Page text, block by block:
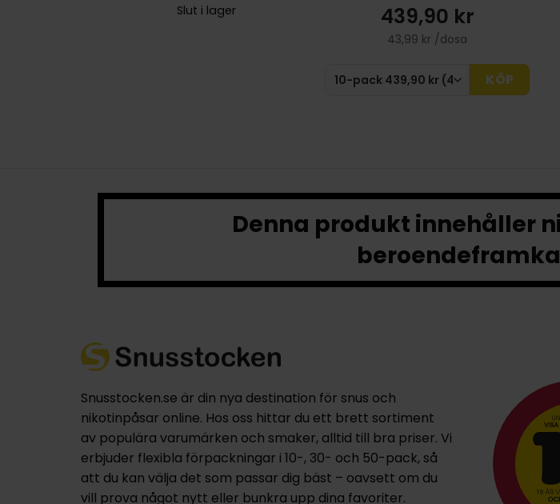
Slut i lager 439,90 kr
43,99 kr /dosa
KÖP
Denna produkt innehåller
Snusstocken.se är din nya destination för snus och
nikotinpåsar online. Hos oss hittar du ett brett sortiment
av populära varumärken och smaker, alltid till bra priser. Vi
erbjuder flexibla förpackningar i 10-, 30- och 50-pack, så
att du kan välja det som passar dig bäst – oavsett om du
vill prova något nytt eller bunkra upp dina favoriter.